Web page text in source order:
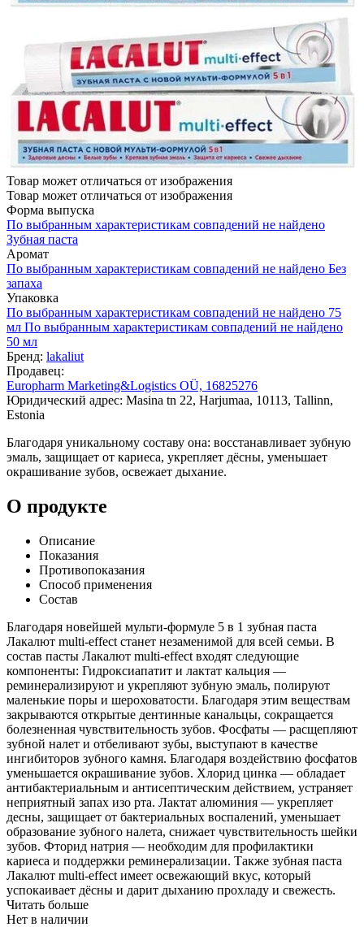
Товар может отличаться от изображения
Товар может отличаться от изображения
Форма выпуска
По выбранным характеристикам совпадений не найдено
Зубная паста
Аромат
По выбранным характеристикам совпадений не найдено Без
запаха
Упаковка
По выбранным характеристикам совпадений не найдено 75
мл По выбранным характеристикам совпадений не найдено
50 мл
Бренд: lakaliut
Продавец:
Europharm Marketing&Logistics OÜ, 16825276
Юридический адрес: Masina tn 22, Harjumaa, 10113, Tallinn,
Estonia
Благодаря уникальному составу она: восстанавливает зубную
эмаль, защищает от кариеса, укрепляет дёсны, уменьшает
окрашивание зубов, освежает дыхание.
О продукте
Описание
Показания
Противопоказания
Способ применения
Состав
Благодаря новейшей мульти-формуле 5 в 1 зубная паста
Лакалют multi-effect станет незаменимой для всей семьи. В
состав пасты Лакалют multi-effect входят следующие
компоненты: Гидроксиапатит и лактат кальция —
реминерализируют и укрепляют зубную эмаль, полируют
маленькие поры и шероховатости. Благодаря этим веществам
закрываются открытые дентинные канальцы, сокращается
болезненная чувствительность зубов. Фосфаты — расщепляют
зубной налет и отбеливают зубы, выступают в качестве
ингибиторов зубного камня. Благодаря воздействию фосфатов
уменьшается окрашивание зубов. Хлорид цинка — обладает
антибактериальным и антисептическим действием, устраняет
неприятный запах изо рта. Лактат алюминия — укрепляет
десны, защищает от бактериальных воспалений, уменьшает
образование зубного налета, снижает чувствительность шейки
зубов. Фторид натрия — необходим для профилактики
кариеса и поддержки реминерализации. Также зубная паста
Лакалют multi-effect имеет освежающий вкус, который
успокаивает дёсны и дарит дыханию прохладу и свежесть.
Читать больше
Нет в наличии